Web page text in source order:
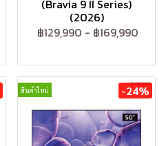
(Bravia 9 II Series)
(2026)
฿129,990 - ฿169,990
สินค้าใหม่ -24%